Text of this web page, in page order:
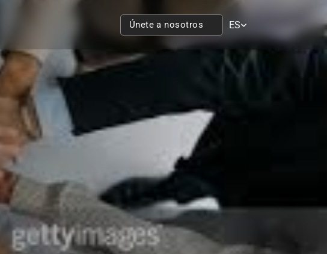
Únete a nosotros
Select Language
ES